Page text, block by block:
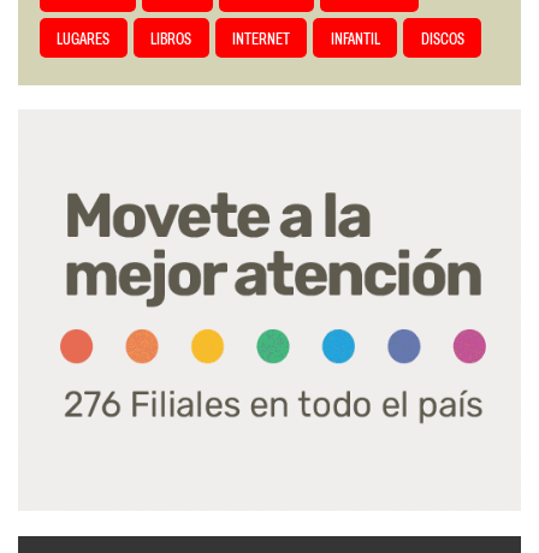
LUGARES LIBROS INTERNET INFANTIL DISCOS